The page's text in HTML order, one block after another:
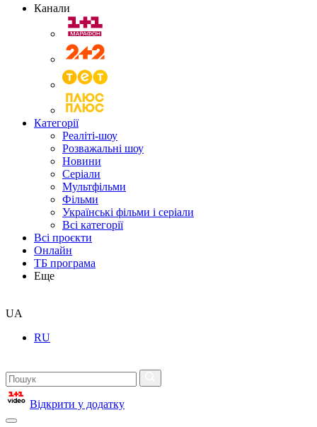
Канали
Категорії
Реаліті-шоу
Розважальні шоу
Новини
Серіали
Мультфільми
Фільми
Українські фільми і серіали
Всі категорії
Всі проєкти
Онлайн
ТБ програма
Еще
UA
RU
Відкрити у додатку